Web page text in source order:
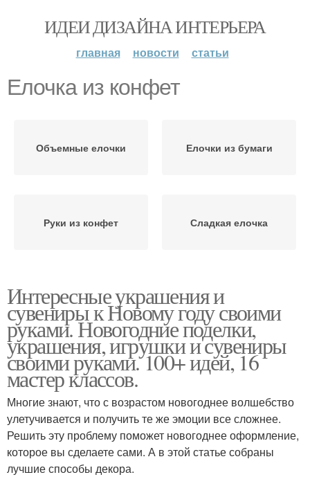
ИДЕИ ДИЗАЙНА ИНТЕРЬЕРА
главная новости статьи
Елочка из конфет
Объемные елочки Елочки из бумаги
Руки из конфет Сладкая елочка
Интересные украшения и
сувениры к Новому году своими
руками. Новогодние поделки,
украшения, игрушки и сувениры
своими руками. 100+ идей, 16
мастер классов.
Многие знают, что с возрастом новогоднее волшебство
улетучивается и получить те же эмоции все сложнее.
Решить эту проблему поможет новогоднее оформление,
которое вы сделаете сами. А в этой статье собраны
лучшие способы декора.